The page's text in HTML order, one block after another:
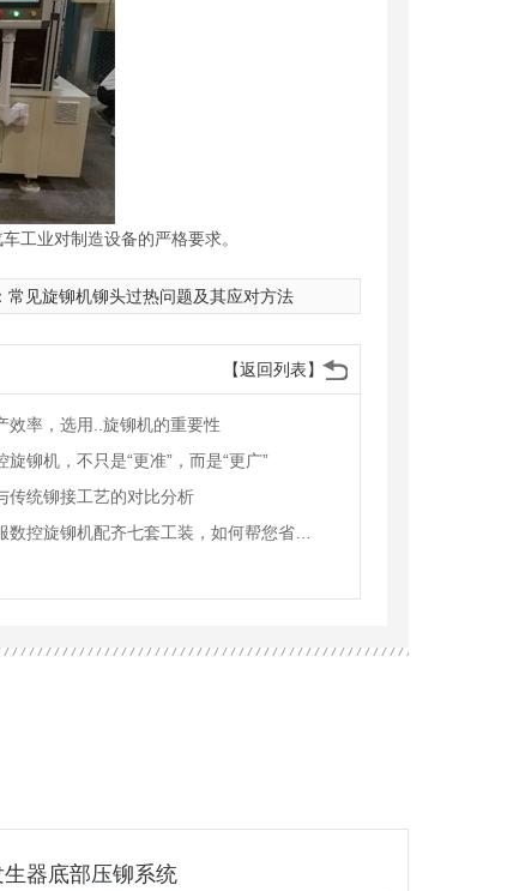
工业对制造设备的严格要求。
常见旋铆机铆头过热问题及其应对方法
【返回列表】
效率，选用..旋铆机的重要性
旋铆机，不只是“更准”，而是“更广”
传统铆接工艺的对比分析
扣斜拉杆铆接机